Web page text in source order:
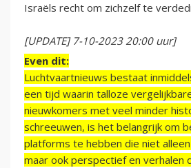
Israëls recht om zichzelf te
[UPDATE] 7-10-2023 20:00 uur]
Even dit:
Luchtvaartnieuws bestaat
een tijd waarin talloze
nieuwkomers met veel minder
schreeuwen, is het belangrijk om
platforms te hebben die niet
maar ook perspectief en verhalen